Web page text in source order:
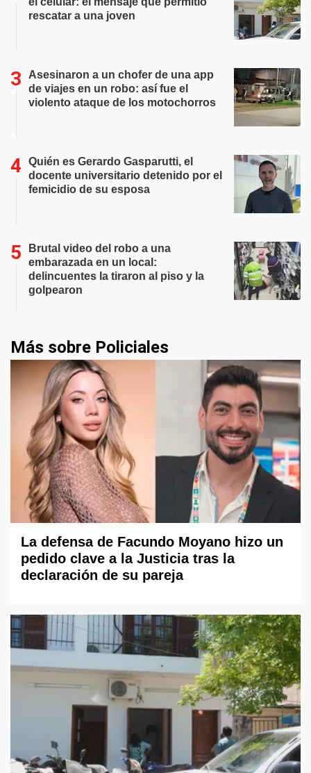
rescatar a una joven
Asesinaron a un chofer de una app
de viajes en un robo: así fue el
violento ataque de los motochorros
Quién es Gerardo Gasparutti, el
docente universitario detenido por el
femicidio de su esposa
Brutal video del robo a una
embarazada en un local:
delincuentes la tiraron al piso y la
golpearon
Más sobre Policiales
La defensa de Facundo Moyano hizo un
pedido clave a la Justicia tras la
declaración de su pareja